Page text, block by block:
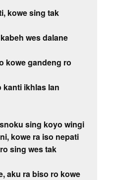
kowe sing tak
wes dalane
kowe gandeng ro
kanti ikhlas lan
sing koyo wingi
kowe ra iso nepati
sing wes tak
aku ra biso ro kowe